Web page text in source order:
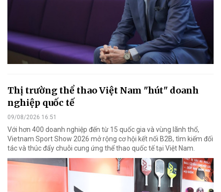
Thị trường thể thao Việt Nam "hút" doanh
nghiệp quốc tế
09/08/2026 16:51
Với hơn 400 doanh nghiệp đến từ 15 quốc gia và vùng lãnh thổ,
Vietnam Sport Show 2026 mở rộng cơ hội kết nối B2B, tìm kiếm đối
tác và thúc đẩy chuỗi cung ứng thể thao quốc tế tại Việt Nam.